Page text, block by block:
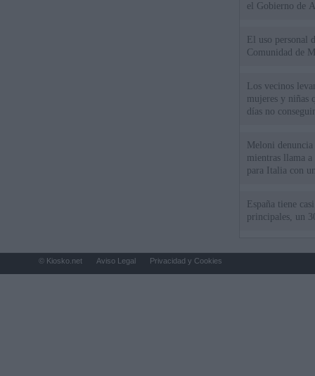
el Gobierno de
El uso personal
Comunidad de
Los vecinos
mujeres y niñas
días no
Meloni
mientras llama
para Italia con
España tiene
principales, un
© Kiosko.net Aviso Legal Privacidad y Cookies